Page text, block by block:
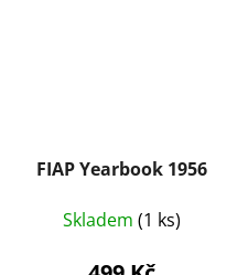
FIAP Yearbook 1956
Skladem (1 ks)